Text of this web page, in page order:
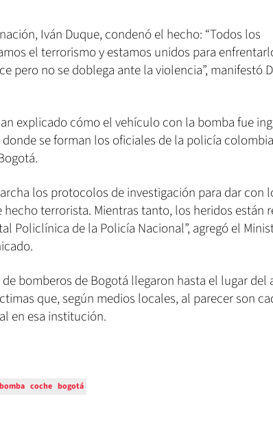
Iván Duque, condenó el hecho: “Todos los
el terrorismo y estamos unidos para
pero no se doblega ante la violencia”, manifestó
explicado cómo el vehículo con la bomba fue
se forman los oficiales de la policía
los protocolos de investigación para dar con
hecho terrorista. Mientras tanto, los heridos están
Policlínica de la Policía Nacional”, agregó el
bomberos de Bogotá llegaron hasta el lugar del
que, según medios locales, al parecer son
en esa institución.
bomba coche bogotá